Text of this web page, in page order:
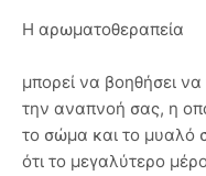
Η αρωματοθεραπεία
μπορεί να βοηθήσει
την αναπνοή σας, η
το σώμα και το μυαλό
ότι το μεγαλύτερο